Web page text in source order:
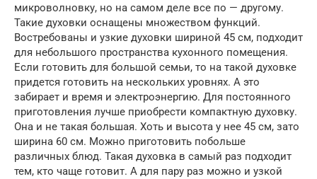
микроволновку, но на самом деле все по — другому.
Такие духовки оснащены множеством функций.
Востребованы и узкие духовки шириной 45 см, подходит
для небольшого пространства кухонного помещения.
Если готовить для большой семьи, то на такой духовке
придется готовить на нескольких уровнях. А это
забирает и время и электроэнергию. Для постоянного
приготовления лучше приобрести компактную духовку.
Она и не такая большая. Хоть и высота у нее 45 см, зато
ширина 60 см. Можно приготовить побольше
различных блюд. Такая духовка в самый раз подходит
тем, кто чаще готовит. А для пару раз можно и узкой